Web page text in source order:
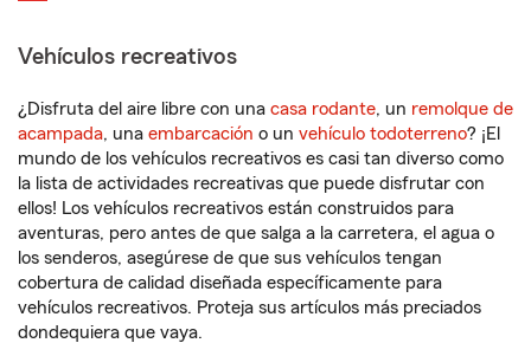
Vehículos recreativos
¿Disfruta del aire libre con una casa rodante, un remolque de
acampada, una embarcación o un vehículo todoterreno? ¡El
mundo de los vehículos recreativos es casi tan diverso como
la lista de actividades recreativas que puede disfrutar con
ellos! Los vehículos recreativos están construidos para
aventuras, pero antes de que salga a la carretera, el agua o
los senderos, asegúrese de que sus vehículos tengan
cobertura de calidad diseñada específicamente para
vehículos recreativos. Proteja sus artículos más preciados
dondequiera que vaya.